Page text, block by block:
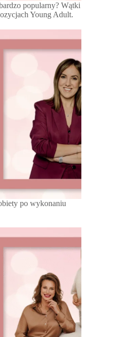
popularny? Wątki
Young Adult.
po wykonaniu